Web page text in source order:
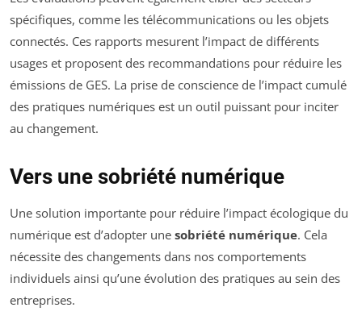
spécifiques, comme les télécommunications ou les objets
connectés. Ces rapports mesurent l’impact de différents
usages et proposent des recommandations pour réduire les
émissions de GES. La prise de conscience de l’impact cumulé
des pratiques numériques est un outil puissant pour inciter
au changement.
Vers une sobriété numérique
Une solution importante pour réduire l’impact écologique du
numérique est d’adopter une sobriété numérique. Cela
nécessite des changements dans nos comportements
individuels ainsi qu’une évolution des pratiques au sein des
entreprises.